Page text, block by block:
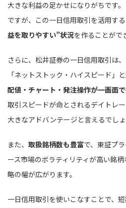
大きな利益の足かせになりがちです。
ですが、この一日信用取引を活用する
益を取りやすい”状況を作ることがで
さらに、松井証券の一日信用取引は
「ネットストック・ハイスピード」と
配値・チャート・発注操作が一画面
取引スピードが命とされるデイトレ
大きなアドバンテージと言えるでしょ
また、 取扱銘柄数も豊富で、東証プ
ース市場のボラティリティが高い銘
略の幅が広がります。
一日信用取引を使いこなすことで、